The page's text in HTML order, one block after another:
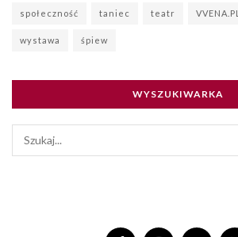
społeczność taniec teatr VVENA.PL
wystawa śpiew
WYSZUKIWARKA